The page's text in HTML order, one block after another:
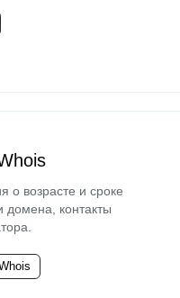
о возрасте и сроке
домена, контакты